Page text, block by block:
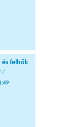
és felhők